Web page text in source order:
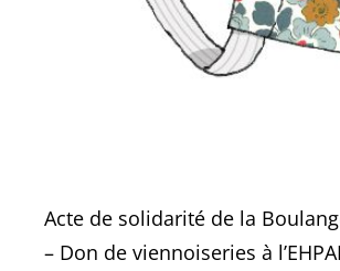
Acte de solidarité de la
– Don de viennoiseries à